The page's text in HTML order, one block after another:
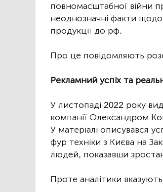
повномасштабної війни
неоднозначні факти
продукції до рф.
Про це повідомляють
Рекламний успіх та
У листопаді 2022 року
компанії Олександром
У матеріалі описувався
фур техніки з Києва на
людей, показавши
Проте аналітики